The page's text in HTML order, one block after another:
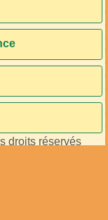
droits réservés